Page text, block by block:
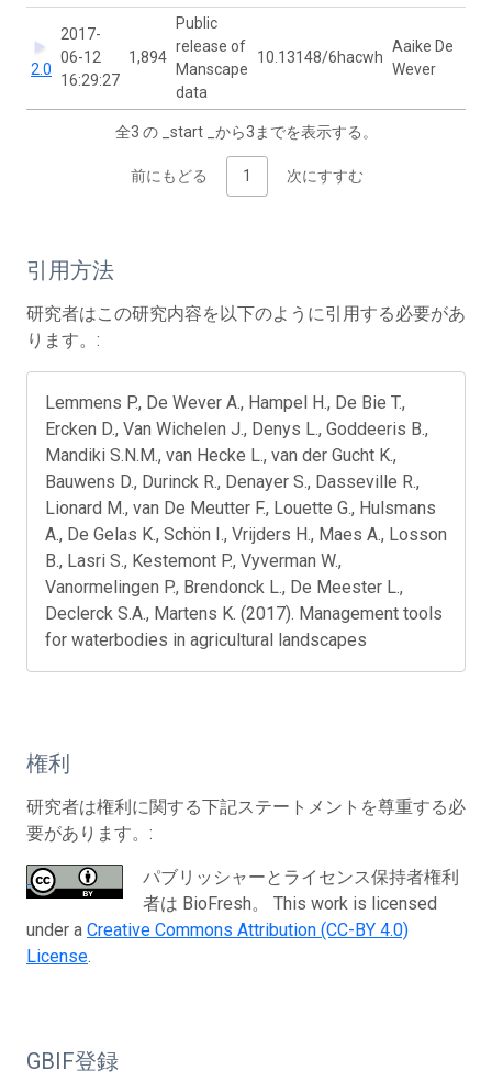
2.0
2017-
06-12
16:29:27
1,894
Public
release of
Manscape
data
10.13148/6hacwh
Aaike De
Wever
全3 の _start _から3までを表示する。
前にもどる 1 次にすすむ
引用方法
研究者はこの研究内容を以下のように引用する必要があ
ります。:
Lemmens P., De Wever A., Hampel H., De Bie T.,
Ercken D., Van Wichelen J., Denys L., Goddeeris B.,
Mandiki S.N.M., van Hecke L., van der Gucht K.,
Bauwens D., Durinck R., Denayer S., Dasseville R.,
Lionard M., van De Meutter F., Louette G., Hulsmans
A., De Gelas K., Schön I., Vrijders H., Maes A., Losson
B., Lasri S., Kestemont P., Vyverman W.,
Vanormelingen P., Brendonck L., De Meester L.,
Declerck S.A., Martens K. (2017). Management tools
for waterbodies in agricultural landscapes
権利
研究者は権利に関する下記ステートメントを尊重する必
要があります。:
パブリッシャーとライセンス保持者権利
者は BioFresh。 This work is licensed
under a Creative Commons Attribution (CC-BY 4.0)
License.
GBIF登録